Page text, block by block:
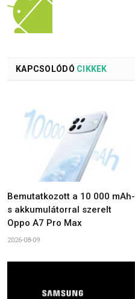
KAPCSOLÓDÓ CIKKEK
Bemutatkozott a 10 000 mAh-
s akkumulátorral szerelt
Oppo A7 Pro Max
2026-08-09